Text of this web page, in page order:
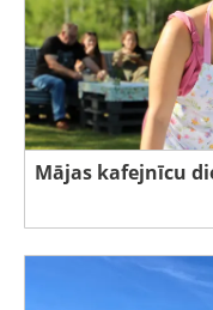
Mājas kafejnīcu